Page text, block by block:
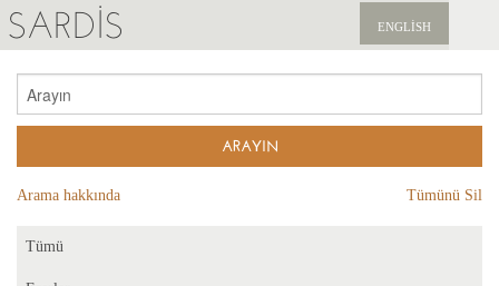
SARDIS ENGLISH
KEŞFET
YAYINLAR
Arama hakkında Tümünü Sil
Tümü